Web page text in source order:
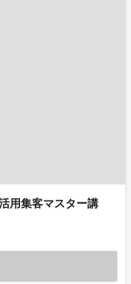
用集客マスター講